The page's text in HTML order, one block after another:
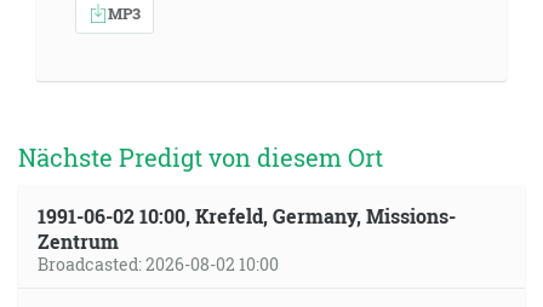
A tomu, ktorý vás môže upevniť podľa môjho
nariadenia večného Boha cieľom poslušnosti viery
skrze Ježiša Krista sláva na veky vekov. Ameň. [Rm
16:26-27]
MP3
Nächste Predigt von diesem Ort
1991-06-02 10:00, Krefeld, Germany, Missions-
Zentrum
Broadcasted: 2026-08-02 10:00